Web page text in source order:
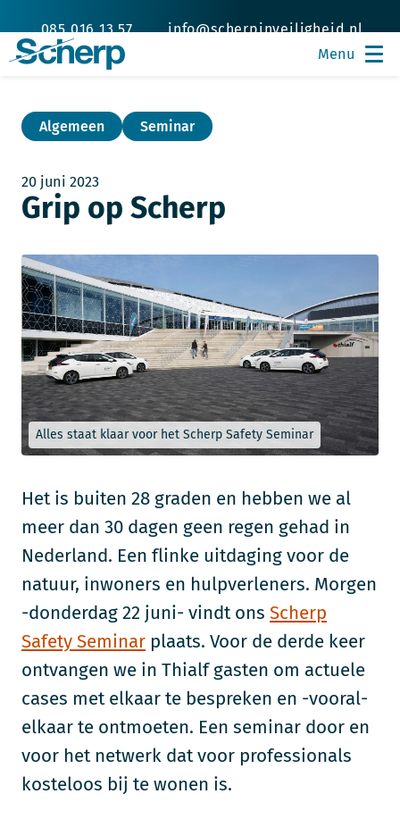
085 016 13 57 info@scherpinveiligheid.nl
Algemeen Seminar
20 juni 2023
Grip op Scherp
Alles staat klaar voor het Scherp Safety Seminar
Het is buiten 28 graden en hebben we al
meer dan 30 dagen geen regen gehad in
Nederland. Een flinke uitdaging voor de
natuur, inwoners en hulpverleners. Morgen
-donderdag 22 juni- vindt ons Scherp
Safety Seminar plaats. Voor de derde keer
ontvangen we in Thialf gasten om actuele
cases met elkaar te bespreken en -vooral-
elkaar te ontmoeten. Een seminar door en
voor het netwerk dat voor professionals
kosteloos bij te wonen is.